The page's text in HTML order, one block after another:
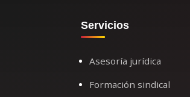
Servicios
Asesoría jurídica
Formación sindical